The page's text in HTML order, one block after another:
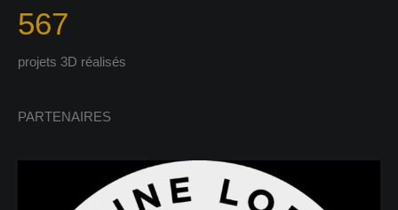
567
projets 3D réalisés
PARTENAIRES